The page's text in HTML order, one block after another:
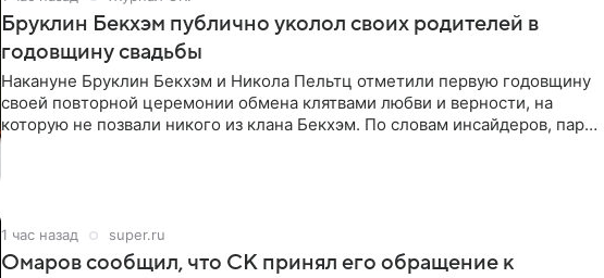
Бруклин Бекхэм публично уколол своих родителей в
годовщину свадьбы
Накануне Бруклин Бекхэм и Никола Пельтц отметили первую годовщину
своей повторной церемонии обмена клятвами любви и верности, на
которую не позвали никого из клана Бекхэм. По словам инсайдеров, пара
1 час назад super.ru
Омаров сообщил, что СК принял его обращение к